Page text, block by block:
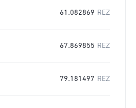
61.082869 REZ
67.869855 REZ
79.181497 REZ